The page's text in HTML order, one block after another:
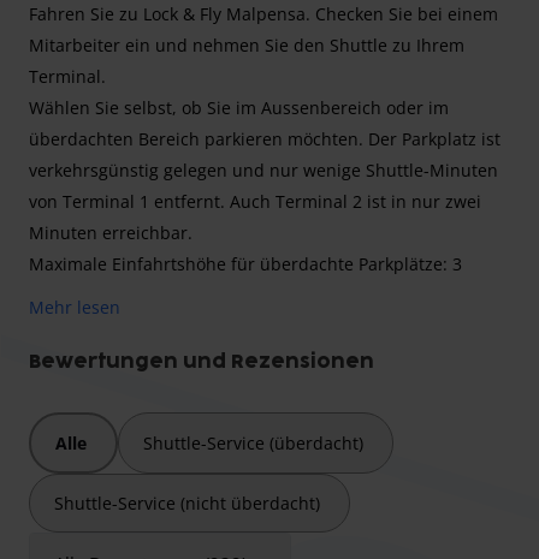
Fahren Sie zu Lock & Fly Malpensa. Checken Sie bei einem
Mitarbeiter ein und nehmen Sie den Shuttle zu Ihrem
Terminal.
Wählen Sie selbst, ob Sie im Aussenbereich oder im
überdachten Bereich parkieren möchten. Der Parkplatz ist
verkehrsgünstig gelegen und nur wenige Shuttle-Minuten
von Terminal 1 entfernt. Auch Terminal 2 ist in nur zwei
Minuten erreichbar.
Maximale Einfahrtshöhe für überdachte Parkplätze: 3
den Terminals 1 und 2 des Flughafens Malpensa. Der
Parkplatz bietet zahlreiche überdachte Stellplätze und
Aussenstellplätze. Ihr Fahrzeug bleibt auf dem
Hauptparkplatz stehen. Der kostenlose Shuttle von Lock &
Mehr lesen
Bewertungen und Rezensionen
Alle Shuttle-Service (überdacht)
Shuttle-Service (nicht überdacht)